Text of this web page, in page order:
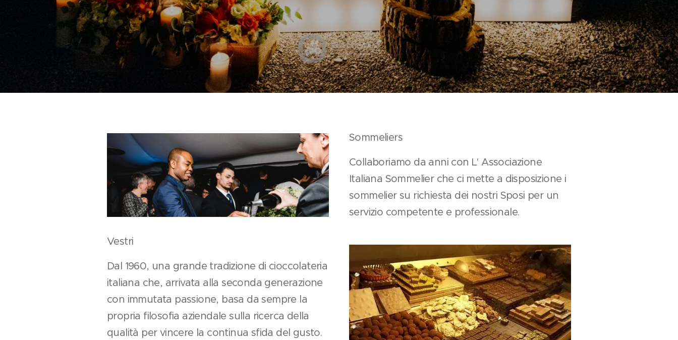
Vestri
Dal 1960, una grande tradizione di cioccolateria
italiana che, arrivata alla seconda generazione
con immutata passione, basa da sempre la
propria filosofia aziendale sulla ricerca della
qualità per vincere la continua sfida del gusto.
Sommeliers
Collaboriamo da anni con L' Associazione
Italiana Sommelier che ci mette a disposizione i
sommelier su richiesta dei nostri Sposi per un
servizio competente e professionale.